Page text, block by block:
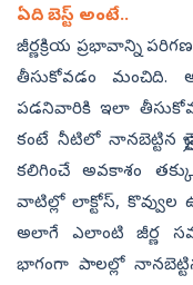
ఏది బెస్ట్‌ అంటే..
జీర్ణక్రియ ప్రభావాన్ని
తీసుకోవడం
పడనివారికి ఇలా
కంటే నీటిలో నానబెట్టిన
కలిగించే అవకాశం
వాటిల్లో లాక్టోస్‌,
అలాగే ఎలాంటి జీర్ణ
భాగంగా పాలల్లో